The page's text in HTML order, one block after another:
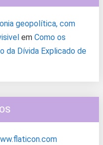
geopolítica, com
em Como os
da Dívida Explicado de